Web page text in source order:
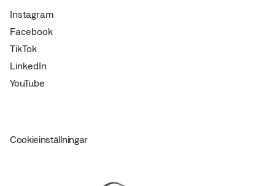
Instagram
Facebook
TikTok
LinkedIn
YouTube
Cookieinställningar